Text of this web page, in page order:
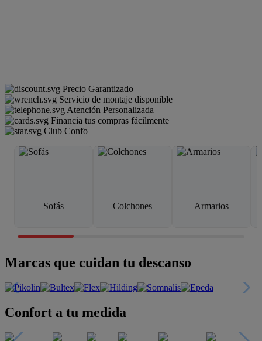
Precio Garantizado
Servicio de montaje disponible
Atención Personalizada
Financia tus compras fácilmente
Club Confo
Sofás Colchones Armarios
Marcas que cuidan tu descanso
Confort a tu medida